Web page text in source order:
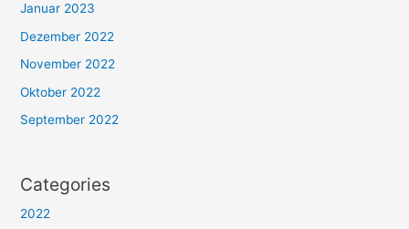
Januar 2023
Dezember 2022
November 2022
Oktober 2022
September 2022
Categories
2022